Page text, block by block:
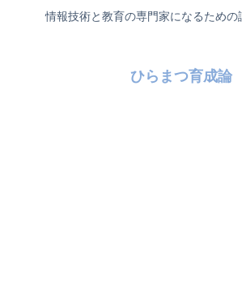
情報技術と教育の専門家になるための
ひらまつ育成論